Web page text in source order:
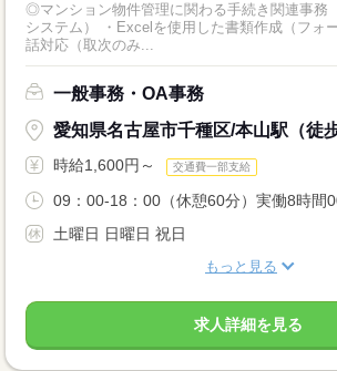
◎マンション物件管理に関わる手続き関連事務 ・データ入力（社内
システム） ・Excelを使用した書類作成（フォ
話対応（取次のみ...
一般事務・OA事務
愛知県名古屋市千種区/本山駅（徒
時給1,600円～ 交通費一部支給
09：00-18：00（休憩60分）実働8時間
土曜日 日曜日 祝日
もっと見る
求人詳細を見る